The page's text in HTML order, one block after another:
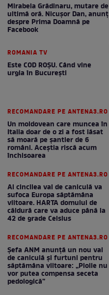
Mirabela Grădinaru, mutare de
ultimă oră. Nicuşor Dan, anunţ
despre Prima Doamnă pe
Facebook
ROMANIA TV
Este COD ROŞU. Când vine
urgia în Bucureşti
RECOMANDARE PE ANTENA3.RO
Un moldovean care muncea în
Italia doar de o zi a fost lăsat
să moară pe şantier de 6
români. Aceștia riscă acum
închisoarea
RECOMANDARE PE ANTENA3.RO
Al cincilea val de caniculă va
sufoca Europa săptămâna
viitoare. HARTA domului de
căldură care va aduce până la
42 de grade Celsius
RECOMANDARE PE ANTENA3.RO
Șefa ANM anunță un nou val
de caniculă și furtuni pentru
săptămâna viitoare: „Ploile nu
vor putea compensa seceta
pedologică”